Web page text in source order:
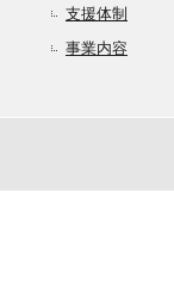
支援体制
事業内容